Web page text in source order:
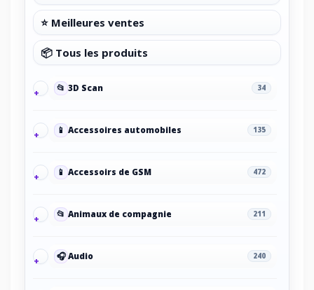
⭐ Meilleures ventes
📦 Tous les produits
📂 3D Scan 34
📱 Accessoires automobiles 135
📱 Accessoirs de GSM 472
📂 Animaux de compagnie 211
🎧 Audio 240